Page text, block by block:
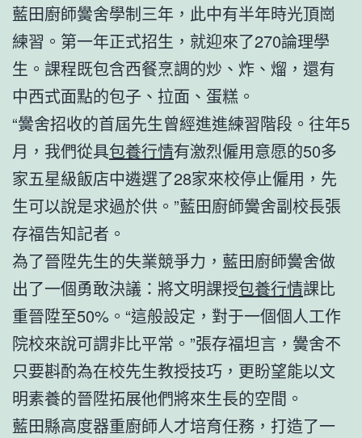
藍田廚師黌舍學制三年，此中有半年時光頂崗
練習。第一年正式招生，就迎來了270論理學
生。課程既包含西餐烹調的炒、炸、熘，還有
中西式面點的包子、拉面、蛋糕。
“黌舍招收的首屆先生曾經進進練習階段。往年5
月，我們從具包養行情有激烈僱用意愿的50多
家五星級飯店中遴選了28家來校停止僱用，先
生可以說是求過於供。”藍田廚師黌舍副校長張
存福告知記者。
為了晉陞先生的失業競爭力，藍田廚師黌舍做
出了一個勇敢決議：將文明課授包養行情課比
重晉陞至50%。“這般設定，對于一個個人工作
院校來說可謂非比平常。”張存福坦言，黌舍不
只要斟酌為在校先生教授技巧，更盼望能以文
明素養的晉陞拓展他們將來生長的空間。
藍田縣高度器重廚師人才培育任務，打造了一